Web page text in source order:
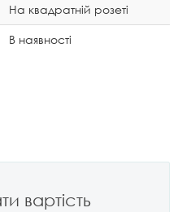
На квадратній розеті
В наявності
вартість